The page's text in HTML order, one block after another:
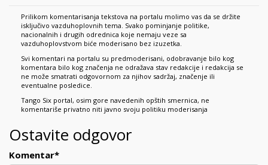
Prilikom komentarisanja tekstova na portalu molimo vas da se držite
isključivo vazduhoplovnih tema. Svako pominjanje politike,
nacionalnih i drugih odrednica koje nemaju veze sa
vazduhoplovstvom biće moderisano bez izuzetka.
Svi komentari na portalu su predmoderisani, odobravanje bilo kog
komentara bilo kog značenja ne odražava stav redakcije i redakcija se
ne može smatrati odgovornom za njihov sadržaj, značenje ili
eventualne posledice.
Tango Six portal, osim gore navedenih opštih smernica, ne
komentariše privatno niti javno svoju politiku moderisanja
Ostavite odgovor
Komentar*